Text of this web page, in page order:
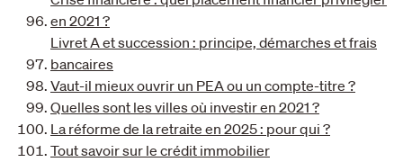
en 2021 ?
Livret A et succession : principe, démarches et frais
bancaires
Vaut-il mieux ouvrir un PEA ou un compte-titre ?
Quelles sont les villes où investir en 2021 ?
La réforme de la retraite en 2025 : pour qui ?
Tout savoir sur le crédit immobilier